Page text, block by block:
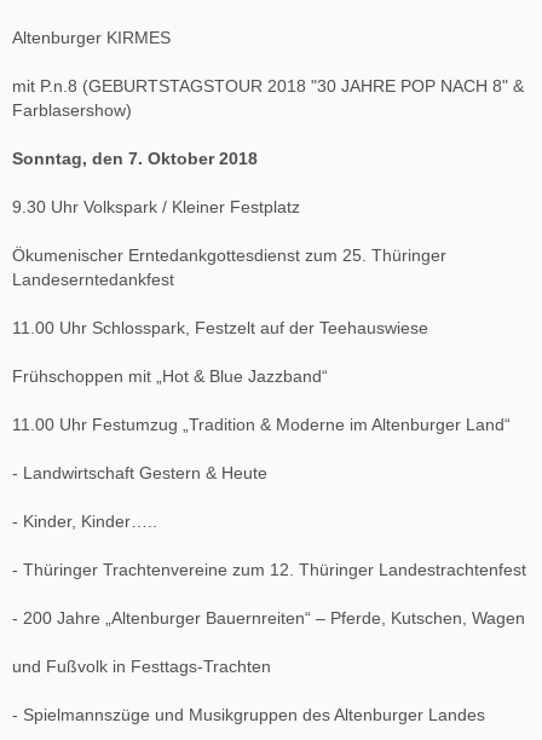
Altenburger KIRMES
mit P.n.8 (GEBURTSTAGSTOUR 2018 "30 JAHRE POP NACH 8" &
Farblasershow)
Sonntag, den 7. Oktober 2018
9.30 Uhr Volkspark / Kleiner Festplatz
Ökumenischer Erntedankgottesdienst zum 25. Thüringer
Landeserntedankfest
11.00 Uhr Schlosspark, Festzelt auf der Teehauswiese
Frühschoppen mit „Hot & Blue Jazzband“
11.00 Uhr Festumzug „Tradition & Moderne im Altenburger Land“
- Landwirtschaft Gestern & Heute
- Kinder, Kinder…..
- Thüringer Trachtenvereine zum 12. Thüringer Landestrachtenfest
- 200 Jahre „Altenburger Bauernreiten“ – Pferde, Kutschen, Wagen
und Fußvolk in Festtags-Trachten
- Spielmannszüge und Musikgruppen des Altenburger Landes